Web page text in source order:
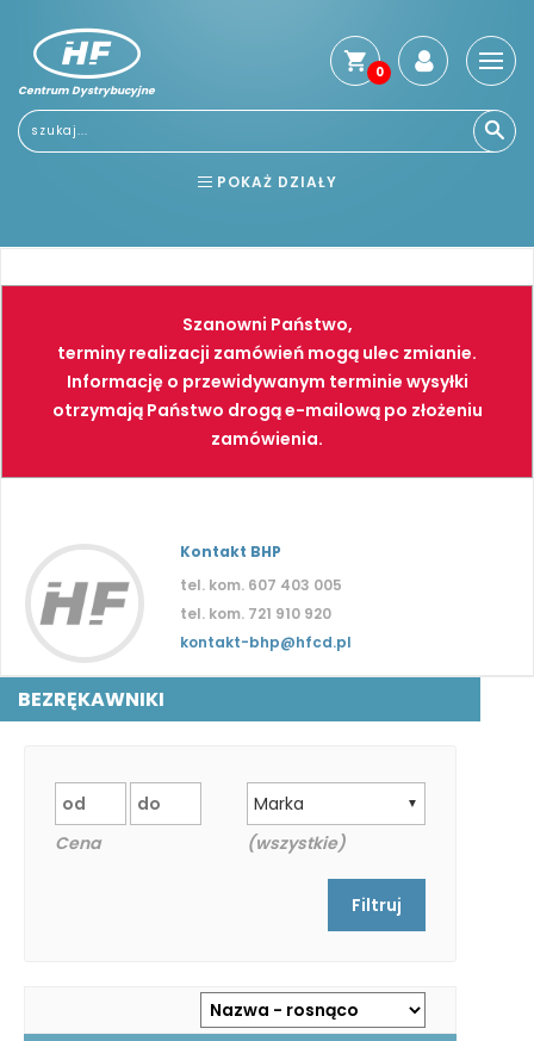
Centrum Dystrybucyjne
0
POKAŻ DZIAŁY
NARZĘDZIA SPAWALNICTWO
FARBY PNEUMATYKA
Szanowni Państwo,
terminy realizacji zamówień mogą ulec zmianie.
Informację o przewidywanym terminie wysyłki
otrzymają Państwo drogą e-mailową po złożeniu
zamówienia.
Kontakt BHP
tel. kom. 607 403 005
tel. kom. 721 910 920
kontakt-bhp@hfcd.pl
BEZRĘKAWNIKI
Cena
▼
Marka
(wszystkie)